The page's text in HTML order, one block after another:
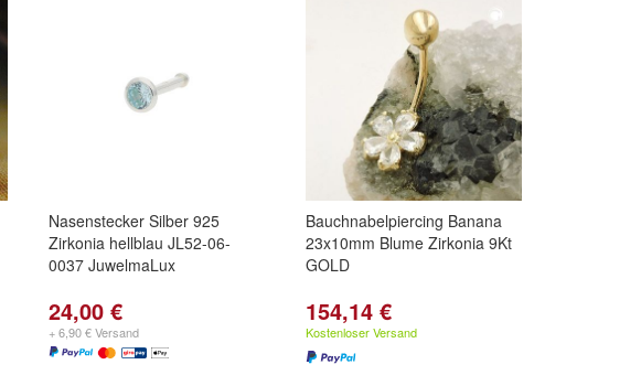
Nasenstecker Silber 925
Zirkonia hellblau JL52-06-
0037 JuwelmaLux
24,00 €
+ 6,90 € Versand
Bauchnabelpiercing Banana
23x10mm Blume Zirkonia 9Kt
GOLD
154,14 €
Kostenloser Versand